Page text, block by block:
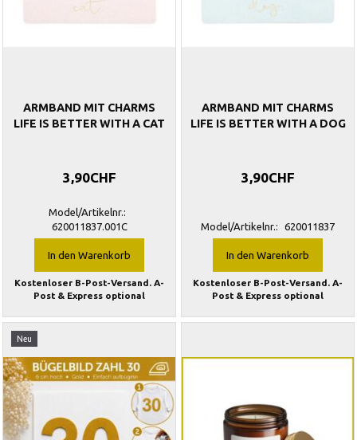
ARMBAND MIT CHARMS
LIFE IS BETTER WITH A CAT
3,90CHF
Model/Artikelnr.:
620011837.001C
In den Warenkorb
Kostenloser B-Post-Versand. A-
Post & Express optional
ARMBAND MIT CHARMS
LIFE IS BETTER WITH A DOG
3,90CHF
Model/Artikelnr.: 620011837
In den Warenkorb
Kostenloser B-Post-Versand. A-
Post & Express optional
Neu